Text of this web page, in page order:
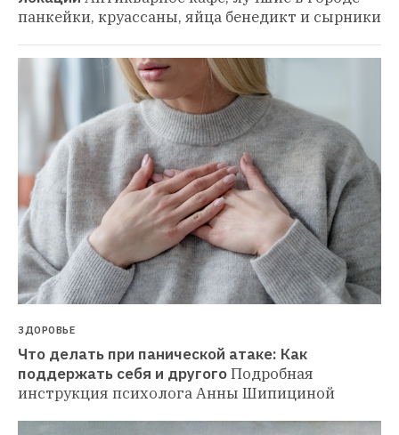
панкейки, круассаны, яйца бенедикт и сырники
ЗДОРОВЬЕ
Что делать при панической атаке: Как
поддержать себя и другогоПодробная
инструкция психолога Анны Шипициной